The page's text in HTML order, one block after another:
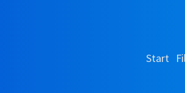
Start